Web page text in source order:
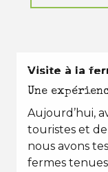
EN TOUTES
Visite à la
Une
Aujourd’hui,
touristes et
nous avons
fermes